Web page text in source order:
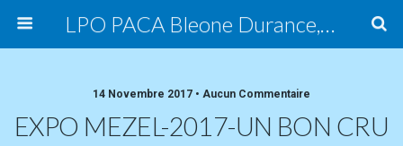
LPO PACA Bleone Durance, groupe local
14 Novembre 2017 • Aucun Commentaire
EXPO MEZEL-2017-UN BON CRU